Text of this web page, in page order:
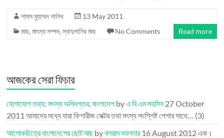
শামস মুহাম্মদ গালিব
13 May 2011
মাছ,মাৎস্য সম্পদ,স্বাদুপানির মাছ No Comments Read more
আজকের সেরা ফিচার
যোগাযোগ তথ্য: মৎস্য অধিদপ্তর, বাংলাদেশbyএ বি এম মহসিন27 October
2011 আমাদের মধ্যে যারা ফিশারীজ সেক্টর তথা মৎস্য সংশ্লিষ্ট পেশার সাথে… (3)
আলোকচিত্রে বাংলাদেশের ছোট মাছbyবলরাম মহলদার 16 August 2012এক।